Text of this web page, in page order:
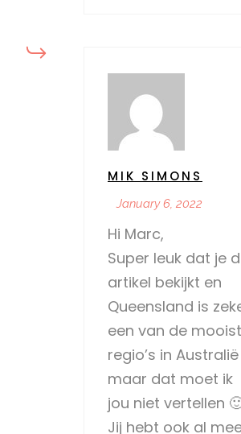
MIK SIMONS
January 6, 2022
Hi Marc,
Super leuk dat je
artikel bekijkt en
Queensland is
een van de
regio’s in Australië
maar dat moet ik
jou niet vertellen
Jij hebt ook al